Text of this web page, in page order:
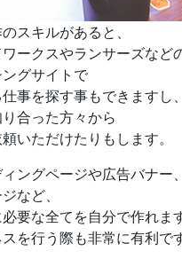
スキルがあると、
ークスやランサーズなど
グサイトで
事を探す事もできます し、
合った方々から
いただけたりもします。
ングページや広告バナー、
など、
要な全てを自分で作れま
を行う際も非常に有利で